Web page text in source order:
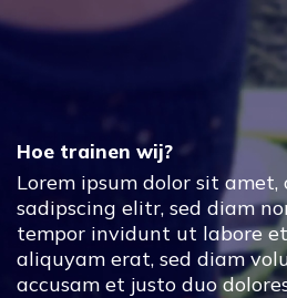
Training Agenda
Algemene voorwaarden
Hoe trainen wij? - De Treble
Hoe trainen wij?
Lorem ipsum dolor sit amet,
sadipscing elitr, sed diam
tempor invidunt ut labore
aliquyam erat, sed diam
accusam et justo duo